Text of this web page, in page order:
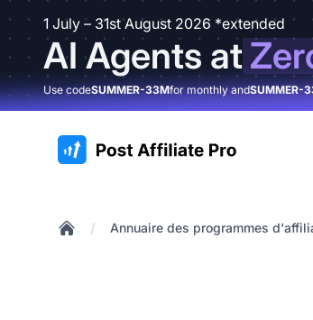
1 July – 31st August 2026 *extended
AI Agents at
Use codeSUMMER-33Mfor monthly andSUMMER-
:site.title
/ Annuaire des programmes